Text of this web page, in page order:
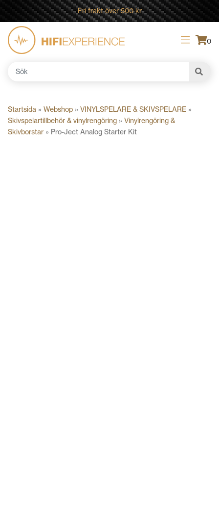
Fri frakt över 500 kr
0
Sök
Startsida » Webshop » VINYLSPELARE & SKIVSPELARE »
Skivspelartillbehör & vinylrengöring » Vinylrengöring &
Skivborstar » Pro-Ject Analog Starter Kit